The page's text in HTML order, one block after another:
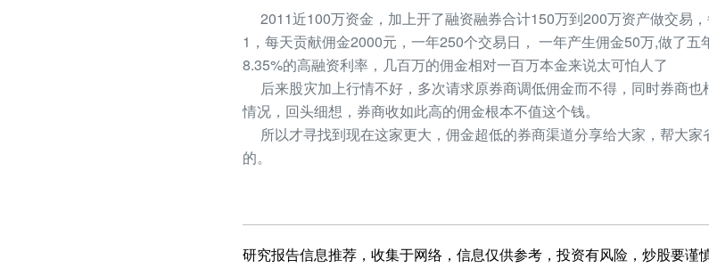
2011近100万资金，加上开了融资融券合计150万到200万资产做交易
1，每天贡献佣金2000元，一年250个交易日， 一年产生佣金50万,做了
8.35%的高融资利率，几百万的佣金相对一百万本金来说太可怕人了
后来股灾加上行情不好，多次请求原券商调低佣金而不得，同时券商也
情况，回头细想，券商收如此高的佣金根本不值这个钱。
所以才寻找到现在这家更大，佣金超低的券商渠道分享给大家，帮大家
的。
研究报告信息推荐，收集于网络，信息仅供参考，投资有风险，炒股要谨